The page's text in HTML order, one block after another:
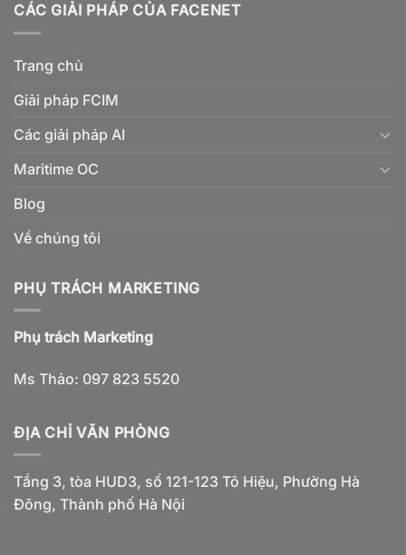
CÁC GIẢI PHÁP CỦA FACENET
Trang chủ
Giải pháp FCIM
Các giải pháp AI
Maritime OC
Blog
Về chúng tôi
PHỤ TRÁCH MARKETING
Phụ trách Marketing
Ms Thảo: 097 823 5520
ĐỊA CHỈ VĂN PHÒNG
Tầng 3, tòa HUD3, số 121-123 Tô Hiệu, Phường Hà
Đông, Thành phố Hà Nội